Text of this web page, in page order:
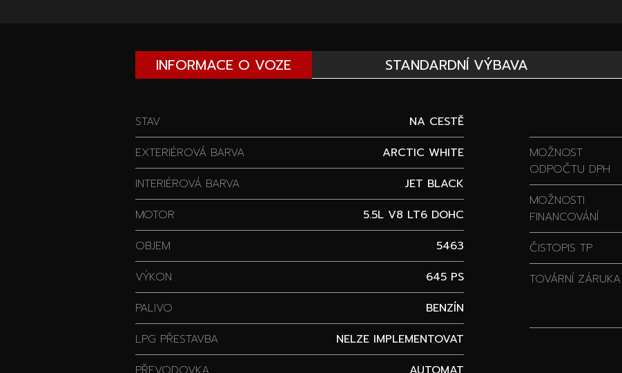
INFORMACE O VOZE STANDARDNÍ VÝBAVA
STAV
NA CESTĚ
EXTERIÉROVÁ BARVA
ARCTIC WHITE
INTERIÉROVÁ BARVA
JET BLACK
MOTOR
5.5L V8 LT6 DOHC
OBJEM
5463
VÝKON
645 PS
PALIVO
BENZÍN
LPG PŘESTAVBA
NELZE IMPLEMENTOVAT
MOŽNOST
ODPOČTU DPH
MOŽNOSTI
FINANCOVÁNÍ
ČISTOPIS TP
TOVÁRNÍ ZÁRUKA